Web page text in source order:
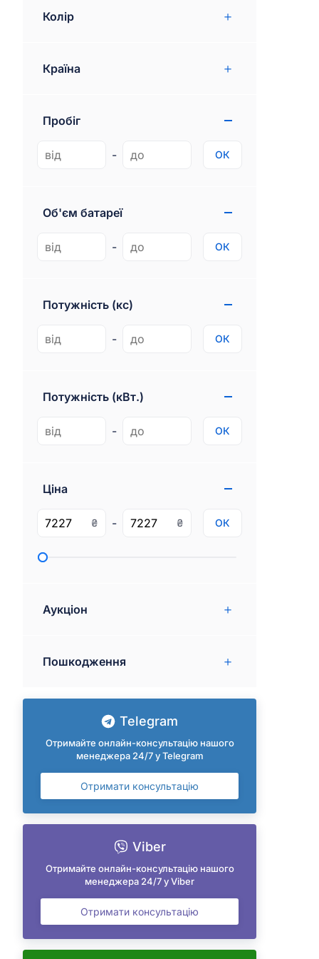
Rolls-royce 2
MG 2
Skoda
16
BYD 329
Freightliner
Колір
Країна
Пробіг
- ОК
Об'єм батареї
- ОК
Потужність (кс)
- ОК
Потужність (кВт.)
- ОК
Ціна
₴ - ₴ ОК
Аукціон
Пошкодження
Telegram
Отримайте онлайн-консультацію нашого
менеджера 24/7 у Telegram
Отримати консультацію
Viber
Отримайте онлайн-консультацію нашого
менеджера 24/7 у Viber
Отримати консультацію